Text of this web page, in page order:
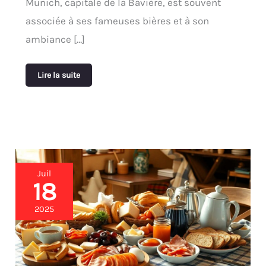
associée à ses fameuses bières et à son
ambiance […]
Lire la suite
Juil
18
2025
déjeuner
allemand
:
composantes
d’un
Frühstück
copieux